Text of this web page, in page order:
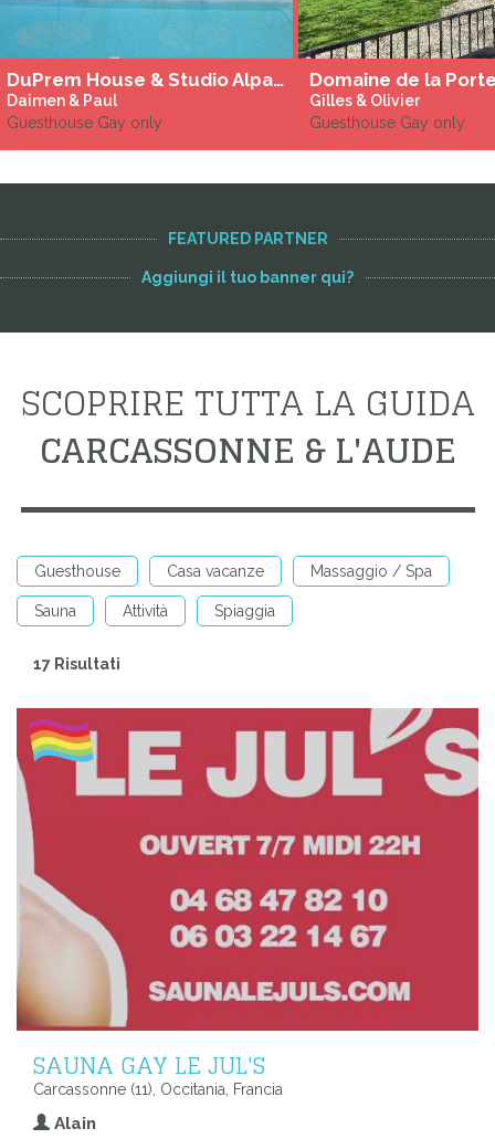
DuPrem House & Studio Alpaca - Gay Only - Piscina salata riscaldata - Jacuzzi
Daimen & Paul
Guesthouse Gay only
Domaine de la
Gilles & Olivier
Guesthouse Gay only
FEATURED PARTNER
Aggiungi il tuo banner qui?
SCOPRIRE TUTTA LA GUIDA
CARCASSONNE & L'AUDE
Guesthouse Casa vacanze Massaggio / Spa
Sauna Attività Spiaggia
17 Risultati
SAUNA GAY LE JUL'S
Carcassonne (11), Occitania, Francia
Alain